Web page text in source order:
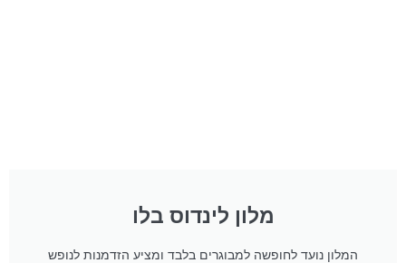
מלון לינדוס בלו
המלון נועד לחופשה למבוגרים בלבד ומציע הזדמנות לנופש